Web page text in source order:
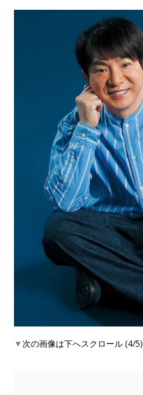
▼次の画像は下へスクロール (4/5)